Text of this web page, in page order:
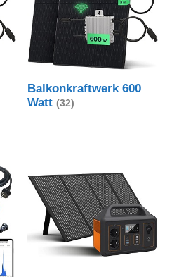
Balkonkraftwerk 600
Watt (32)